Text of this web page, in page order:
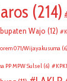
(214)
Wajo (12)
071/Wijayakusuma (6)
PP MPW Sulsel (6)